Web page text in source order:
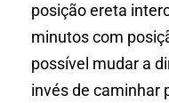
posição ereta
minutos com
possível mudar a
invés de caminhar